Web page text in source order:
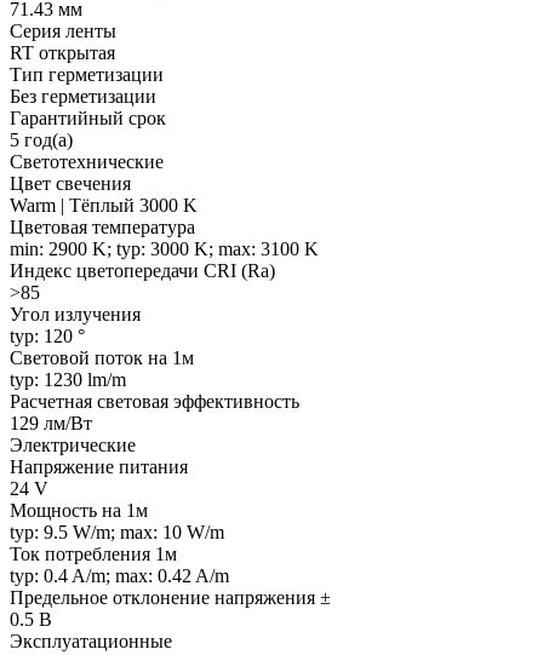
71.43 мм
Серия ленты
RT открытая
Тип герметизации
Без герметизации
Гарантийный срок
5 год(а)
Светотехнические
Цвет свечения
Warm | Тёплый 3000 K
Цветовая температура
min: 2900 K; typ: 3000 K; max: 3100 K
Индекс цветопередачи CRI (Ra)
>85
Угол излучения
typ: 120 °
Световой поток на 1м
typ: 1230 lm/m
Расчетная световая эффективность
129 лм/Вт
Электрические
Напряжение питания
24 V
Мощность на 1м
typ: 9.5 W/m; max: 10 W/m
Ток потребления 1м
typ: 0.4 A/m; max: 0.42 A/m
Предельное отклонение напряжения ±
0.5 В
Эксплуатационные